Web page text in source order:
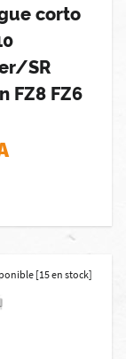
corto
SR
FZ8 FZ6
[15 en stock]